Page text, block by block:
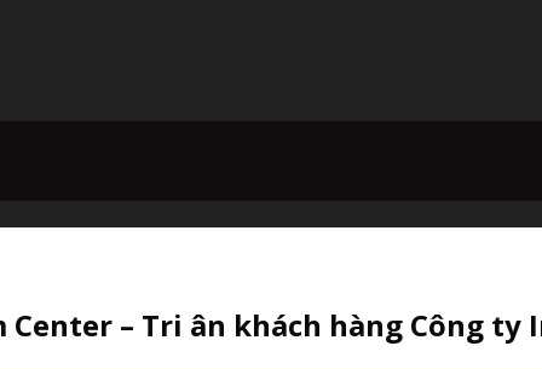
– Tri ân khách hàng Công ty